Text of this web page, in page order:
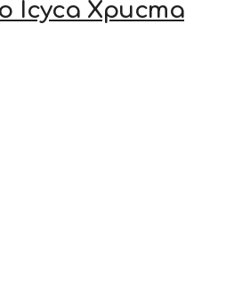
Ісуса Христа